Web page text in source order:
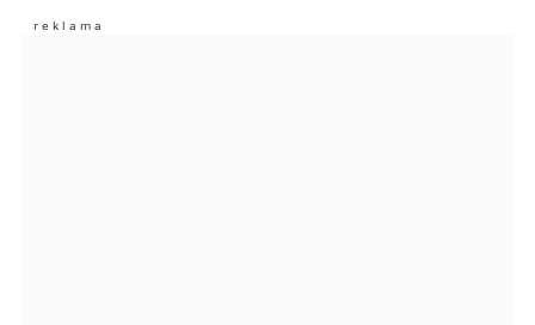
Imię (Wymagane)